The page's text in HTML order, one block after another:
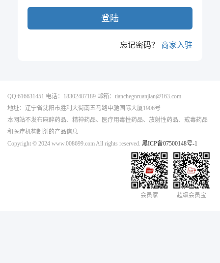
登陆
忘记密码？ 商家入驻
QQ:616631451 电话：18302487189 邮箱：tianchegnruanjian@163.com
地址：辽宁省沈阳市胜利大街南五马路中驰国际大厦1906号
本网站不发布麻醉药品、精神药品、医疗用毒性药品、放射性药品、戒毒药品
和医疗机构制剂的产品信息
Copyright © 2024 www.008699.com All rights reserved. 黑ICP备07500148号-1
超级会员宝
会员家